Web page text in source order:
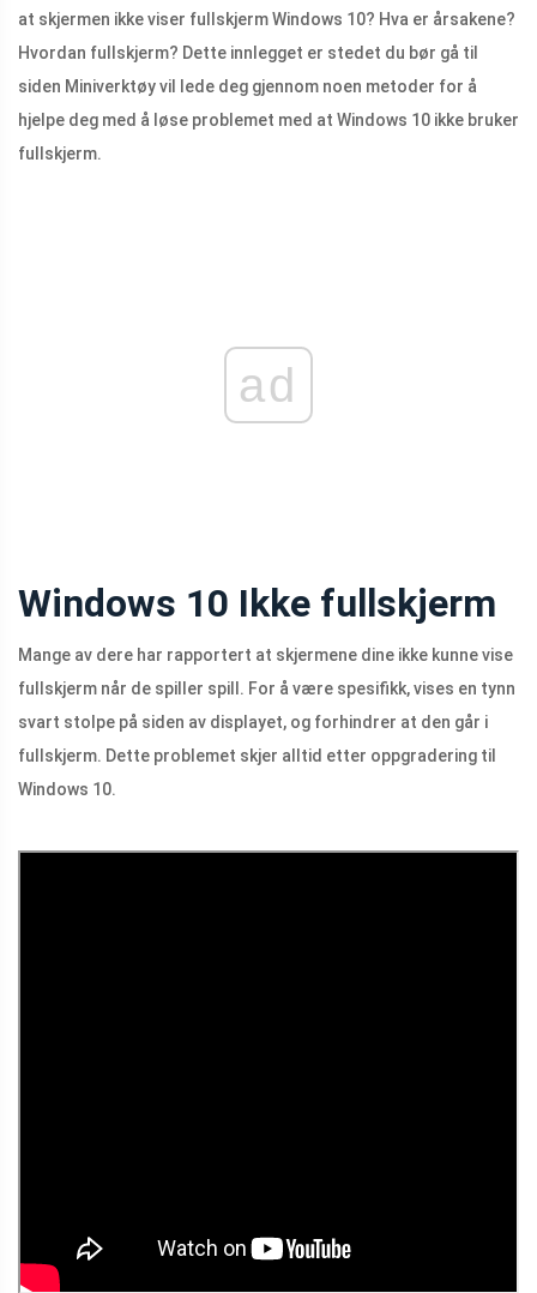
at skjermen ikke viser fullskjerm Windows 10? Hva er årsakene?
Hvordan fullskjerm? Dette innlegget er stedet du bør gå til
siden Miniverktøy vil lede deg gjennom noen metoder for å
hjelpe deg med å løse problemet med at Windows 10 ikke bruker
fullskjerm.
ad
Windows 10 Ikke fullskjerm
Mange av dere har rapportert at skjermene dine ikke kunne vise
fullskjerm når de spiller spill. For å være spesifikk, vises en tynn
svart stolpe på siden av displayet, og forhindrer at den går i
fullskjerm. Dette problemet skjer alltid etter oppgradering til
Windows 10.